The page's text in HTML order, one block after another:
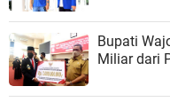
Bupati
Miliar dari